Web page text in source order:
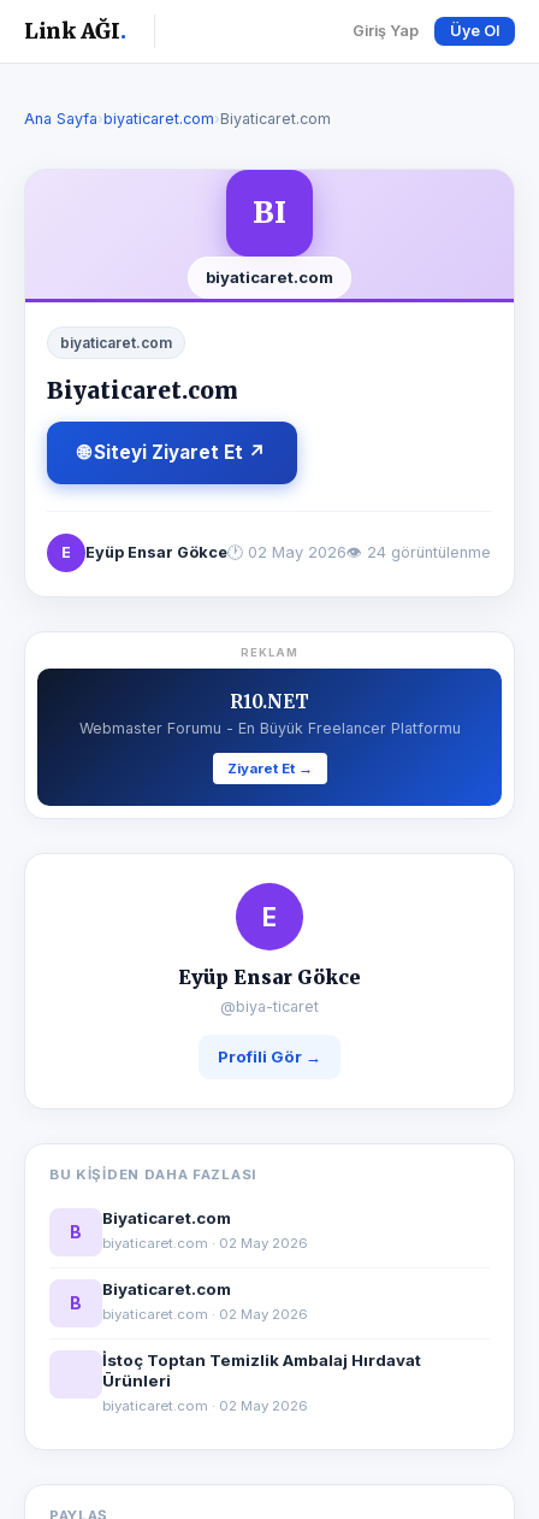
Link AĞI. Giriş Yap Üye Ol
Ana Sayfa›biyaticaret.com›Biyaticaret.com
BI
biyaticaret.com
biyaticaret.com
Biyaticaret.com
🌐 Siteyi Ziyaret Et ↗
E Eyüp Ensar Gökce🕐 02 May 2026👁 24 görüntülenme
REKLAM
R10.NET
Webmaster Forumu - En Büyük Freelancer Platformu
Ziyaret Et →
E
Eyüp Ensar Gökce
@biya-ticaret
Profili Gör →
BU KIŞIDEN DAHA FAZLASI
B
Biyaticaret.com
biyaticaret.com · 02 May 2026
B
Biyaticaret.com
biyaticaret.com · 02 May 2026
İstoç Toptan Temizlik Ambalaj Hırdavat
Ürünleri
biyaticaret.com · 02 May 2026
PAYLAŞ